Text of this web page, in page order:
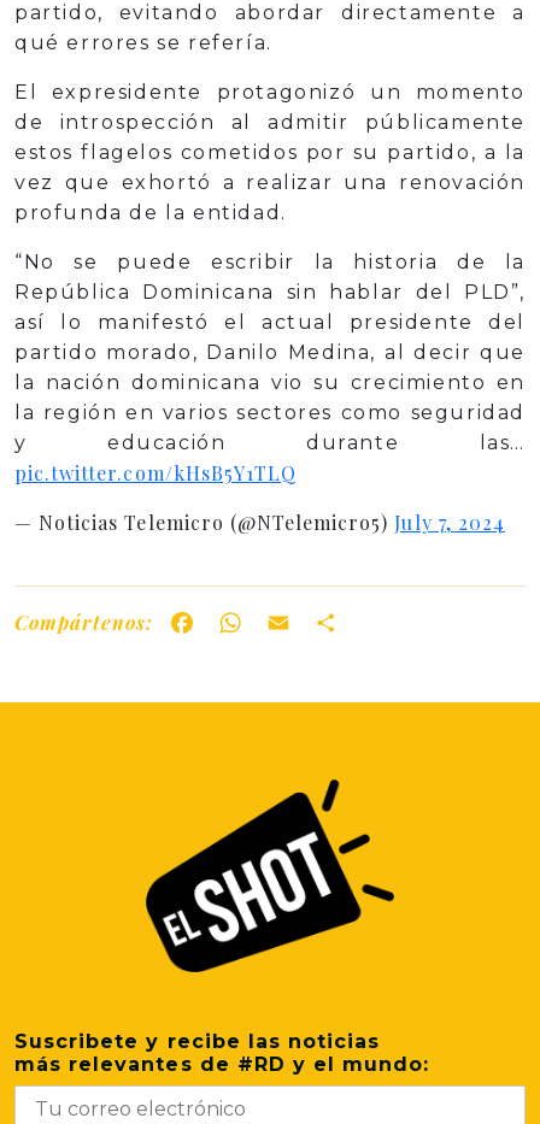
partido, evitando abordar directamente a
qué errores se refería.
El expresidente protagonizó un momento
de introspección al admitir públicamente
estos flagelos cometidos por su partido, a la
vez que exhortó a realizar una renovación
profunda de la entidad.
“No se puede escribir la historia de la
República Dominicana sin hablar del PLD”,
así lo manifestó el actual presidente del
partido morado, Danilo Medina, al decir que
la nación dominicana vio su crecimiento en
la región en varios sectores como seguridad
y educación durante las…
pic.twitter.com/kHsB5Y1TLQ
— Noticias Telemicro (@NTelemicro5) July 7, 2024
Compártenos: FacebookWhatsApp
Email
Suscribete y recibe las noticias
más relevantes de #RD y el mundo: